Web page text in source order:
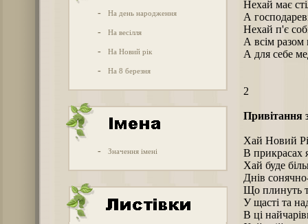
- На день народження
- На весілля
- На Новий рік
- На 8 березня
- Значення імені
Нехай має
А
Нехай п'є
А всім разом
А для себе
2
Привітання
Хай Новий
В прикрасах
Хай буде
Днів
Що плинуть
У щасті та
В ці